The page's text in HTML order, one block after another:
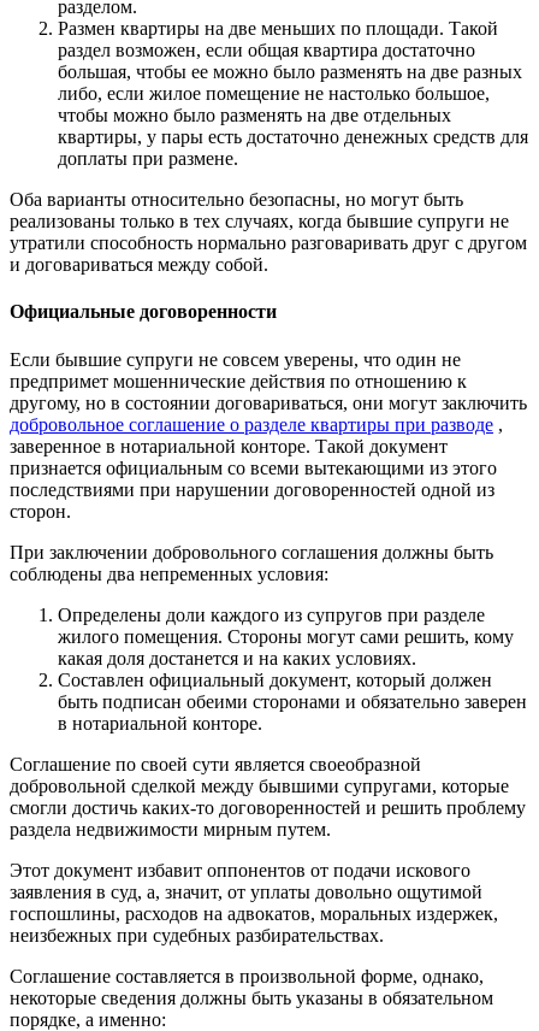
разделом.
Размен квартиры на две меньших по площади. Такой
раздел возможен, если общая квартира достаточно
большая, чтобы ее можно было разменять на две разных
либо, если жилое помещение не настолько большое,
чтобы можно было разменять на две отдельных
квартиры, у пары есть достаточно денежных средств для
доплаты при размене.
Оба варианты относительно безопасны, но могут быть
реализованы только в тех случаях, когда бывшие супруги не
утратили способность нормально разговаривать друг с другом
и договариваться между собой.
Официальные договоренности
Если бывшие супруги не совсем уверены, что один не
предпримет мошеннические действия по отношению к
другому, но в состоянии договариваться, они могут заключить
добровольное соглашение о разделе квартиры при разводе ,
заверенное в нотариальной конторе. Такой документ
признается официальным со всеми вытекающими из этого
последствиями при нарушении договоренностей одной из
сторон.
При заключении добровольного соглашения должны быть
соблюдены два непременных условия:
Определены доли каждого из супругов при разделе
жилого помещения. Стороны могут сами решить, кому
какая доля достанется и на каких условиях.
Составлен официальный документ, который должен
быть подписан обеими сторонами и обязательно заверен
в нотариальной конторе.
Соглашение по своей сути является своеобразной
добровольной сделкой между бывшими супругами, которые
смогли достичь каких-то договоренностей и решить проблему
раздела недвижимости мирным путем.
Этот документ избавит оппонентов от подачи искового
заявления в суд, а, значит, от уплаты довольно ощутимой
госпошлины, расходов на адвокатов, моральных издержек,
неизбежных при судебных разбирательствах.
Соглашение составляется в произвольной форме, однако,
некоторые сведения должны быть указаны в обязательном
порядке, а именно: